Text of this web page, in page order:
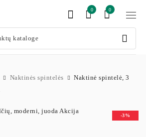
0
0
Naktinės spintelės
Naktinė spintelė, 3
-3%